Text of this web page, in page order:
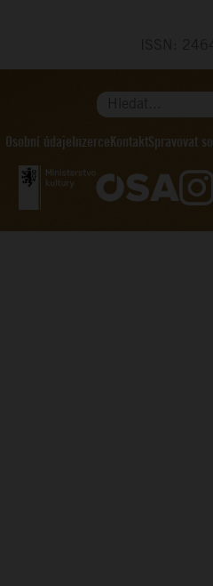
Hledat...
Osobní údajeInzerceKontaktSpravovat